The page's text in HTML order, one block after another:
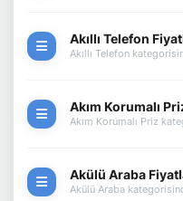
Akıllı Telefon
Akıllı Telefon
Akım Korumalı
Akım Korumalı Priz
Akülü Araba
Akülü Araba